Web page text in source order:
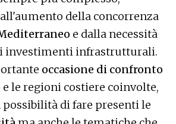
della concorrenza
e dalla necessità
investimenti infrastrutturali.
occasione di confronto
le regioni costiere coinvolte,
possibilità di fare presenti le